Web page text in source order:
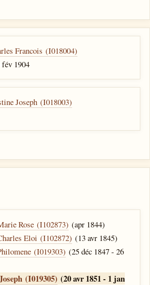
Francois (I018004)
fév 1904
Joseph (I018003)
Rose (I102873) (apr 1844)
Eloi (I102872) (13 avr 1845)
(I019303) (25 déc 1847 - 26
(I019305) (20 avr 1851 - 1 jan